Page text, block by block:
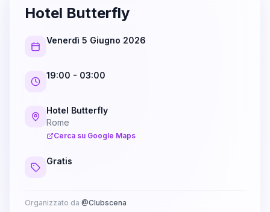
Hotel Butterfly
Venerdì 5 Giugno 2026
19:00 - 03:00
Hotel Butterfly
Rome
Cerca su Google Maps
Gratis
Organizzato da @Clubscena